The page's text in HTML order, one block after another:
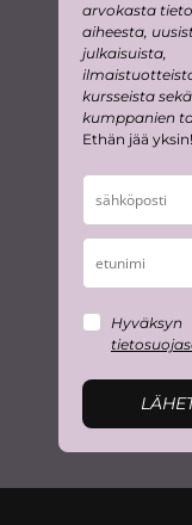
arvokasta
aiheesta,
julkaisuista,
kursseista sekä
kumppanien
Ethän jää yksin!
Hyväksyn